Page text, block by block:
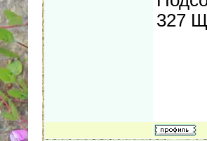
327